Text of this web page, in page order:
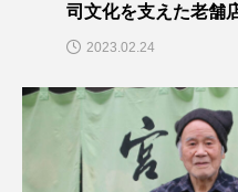
司文化を支えた老舗
2023.02.24